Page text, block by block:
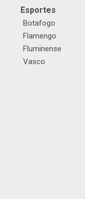
Esportes
Botafogo
Flamengo
Fluminense
Vasco